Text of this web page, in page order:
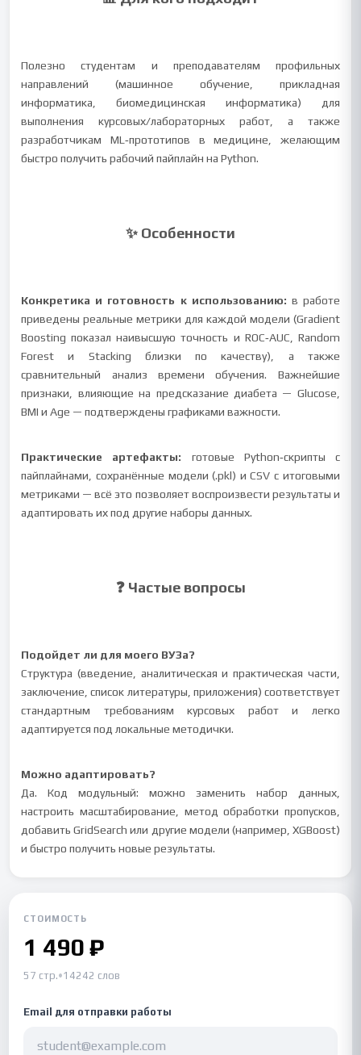
Полезно студентам и преподавателям профильных
направлений (машинное обучение, прикладная
информатика, биомедицинская информатика) для
выполнения курсовых/лабораторных работ, а также
разработчикам ML‑прототипов в медицине, желающим
быстро получить рабочий пайплайн на Python.
✨ Особенности
Конкретика и готовность к использованию: в работе
приведены реальные метрики для каждой модели (Gradient
Boosting показал наивысшую точность и ROC‑AUC, Random
Forest и Stacking близки по качеству), а также
сравнительный анализ времени обучения. Важнейшие
признаки, влияющие на предсказание диабета — Glucose,
BMI и Age — подтверждены графиками важности.
Практические артефакты: готовые Python‑скрипты с
пайплайнами, сохранённые модели (.pkl) и CSV с итоговыми
метриками — всё это позволяет воспроизвести результаты и
адаптировать их под другие наборы данных.
❓ Частые вопросы
Подойдет ли для моего ВУЗа?
Структура (введение, аналитическая и практическая части,
заключение, список литературы, приложения) соответствует
стандартным требованиям курсовых работ и легко
адаптируется под локальные методички.
Можно адаптировать?
Да. Код модульный: можно заменить набор данных,
настроить масштабирование, метод обработки пропусков,
добавить GridSearch или другие модели (например, XGBoost)
и быстро получить новые результаты.
СТОИМОСТЬ
1 490 ₽
57 стр.•14242 слов
Email для отправки работы